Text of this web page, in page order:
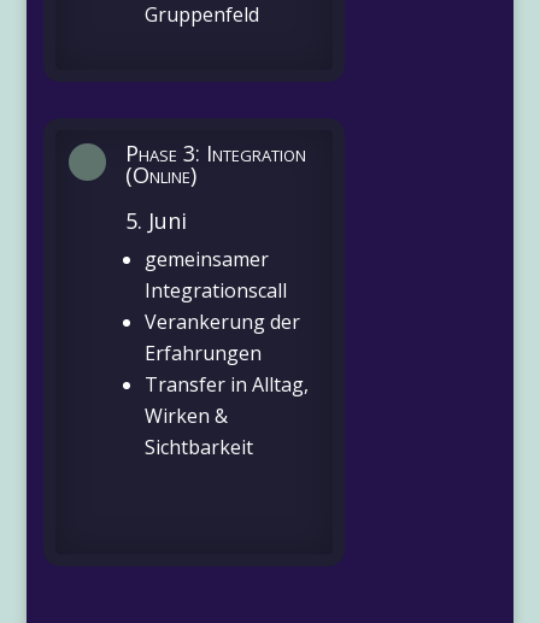
Gruppenfeld
 Phase 3: Integration
(Online)
5. Juni
gemeinsamer
Integrationscall
Verankerung der
Erfahrungen
Transfer in Alltag,
Wirken &
Sichtbarkeit